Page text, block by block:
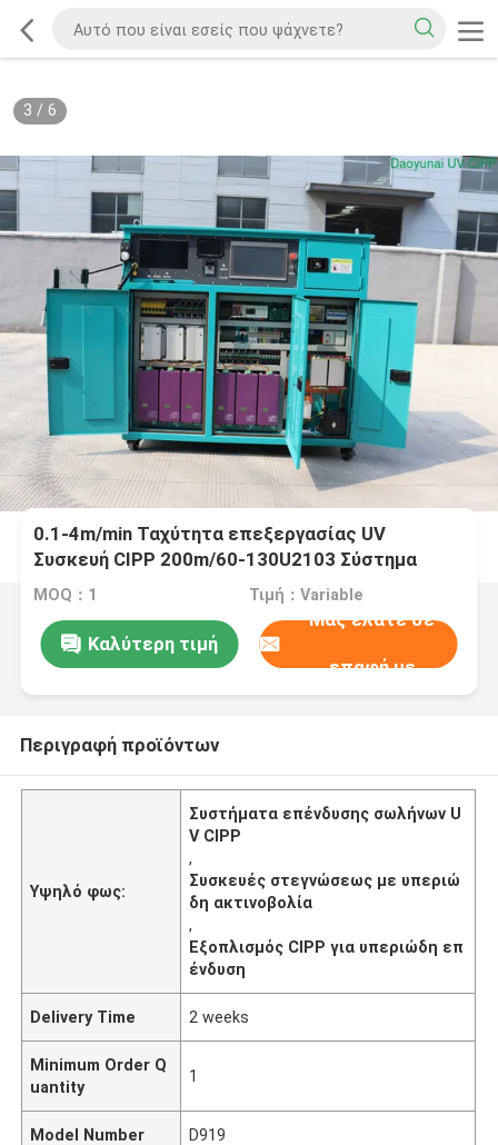
3 / 6
0.1-4m/min Ταχύτητα επεξεργασίας UV
Συσκευή CIPP 200m/60-130U2103 Σύστημα
λαμπτήρα υδραργύρου
MOQ：1 Τιμή：Variable
Καλύτερη τιμή
Μας ελάτε σε
επαφή με
Περιγραφή προϊόντων
Υψηλό φως:
Συστήματα επένδυσης σωλήνων U
V CIPP
,
Συσκευές στεγνώσεως με υπεριώ
δη ακτινοβολία
,
Εξοπλισμός CIPP για υπεριώδη επ
ένδυση
Delivery Time 2 weeks
Minimum Order Q
uantity
1
Model Number D919